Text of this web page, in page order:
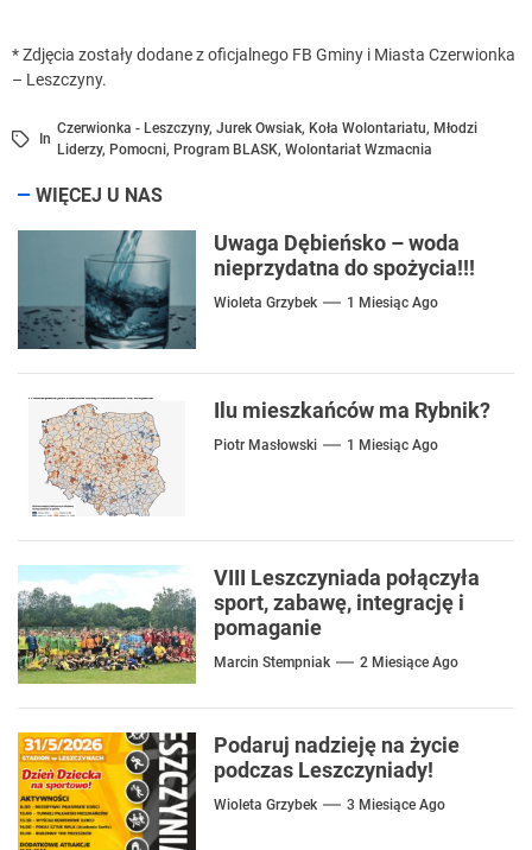
* Zdjęcia zostały dodane z oficjalnego FB Gminy i Miasta Czerwionka
– Leszczyny.
In
Czerwionka - Leszczyny, Jurek Owsiak, Koła Wolontariatu, Młodzi
Liderzy, Pomocni, Program BLASK, Wolontariat Wzmacnia
WIĘCEJ U NAS
Uwaga Dębieńsko – woda
nieprzydatna do spożycia!!!
Wioleta Grzybek 1 Miesiąc Ago
Ilu mieszkańców ma Rybnik?
Piotr Masłowski 1 Miesiąc Ago
VIII Leszczyniada połączyła
sport, zabawę, integrację i
pomaganie
Marcin Stempniak 2 Miesiące Ago
Podaruj nadzieję na życie
podczas Leszczyniady!
Wioleta Grzybek 3 Miesiące Ago